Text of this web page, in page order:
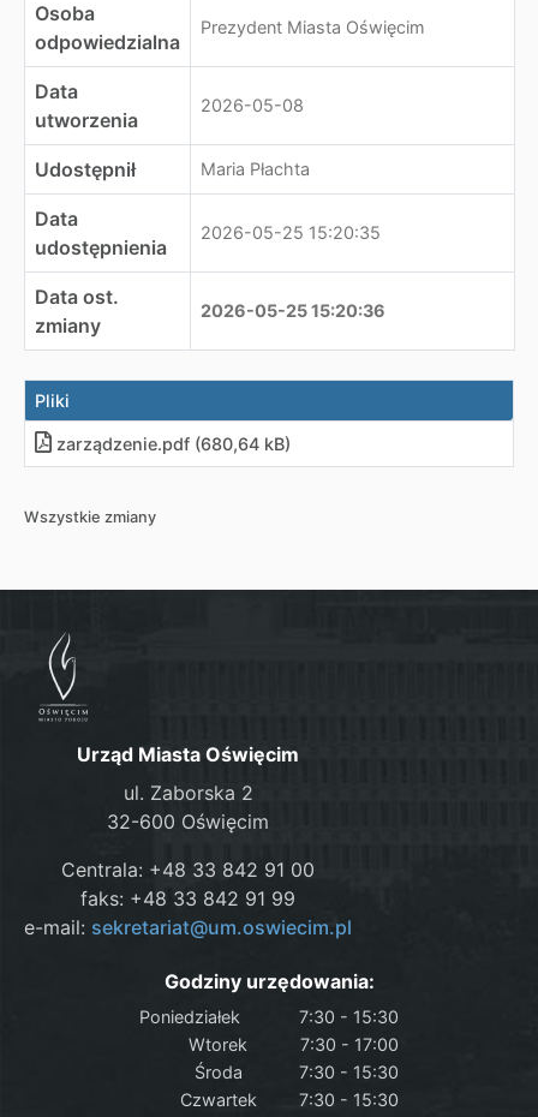
Osoba
odpowiedzialna
Prezydent Miasta Oświęcim
Data
utworzenia
2026-05-08
Udostępnił Maria Płachta
Data
udostępnienia
2026-05-25 15:20:35
Data ost.
zmiany
2026-05-25 15:20:36
Pliki
zarządzenie.pdf (680,64 kB)
Wszystkie zmiany
Urząd Miasta Oświęcim
ul. Zaborska 2
32-600 Oświęcim
Centrala: +48 33 842 91 00
faks: +48 33 842 91 99
e-mail: sekretariat@um.oswiecim.pl
Godziny urzędowania:
Poniedziałek
7:30 - 15:30
Wtorek
7:30 - 17:00
Środa
7:30 - 15:30
Czwartek
7:30 - 15:30